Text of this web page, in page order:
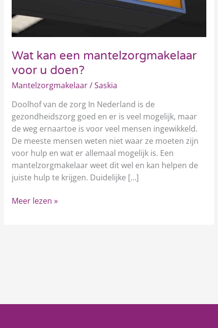
Wat kan een mantelzorgmakelaar
voor u doen?
Mantelzorgmakelaar/Saskia
Doolhof van de zorg In Nederland is de
gezondheidszorg goed en er is veel mogelijk, maar
de weg ernaartoe is voor veel mensen ingewikkeld.
De meeste mensen weten niet waar ze moeten zijn
voor hulp en wat er allemaal mogelijk is. Een
mantelzorgmakelaar weet dit wel en kan helpen de
juiste hulp te krijgen. Duidelijke […]
Meer lezen »